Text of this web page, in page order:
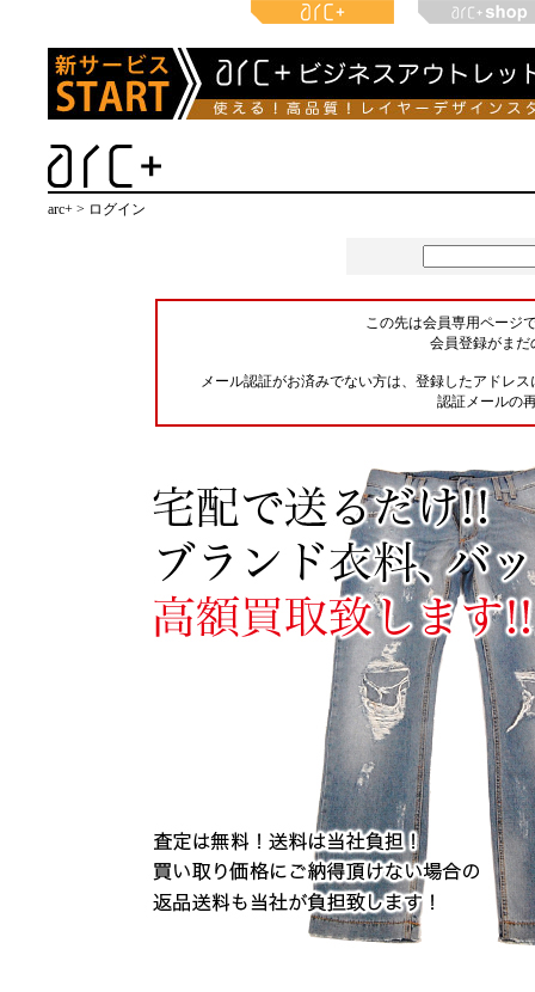
arc+ > ログイン
この先は会員専用ページ
会員登録がまだ
メール認証がお済みでない方は、登録したアドレ
認証メールの